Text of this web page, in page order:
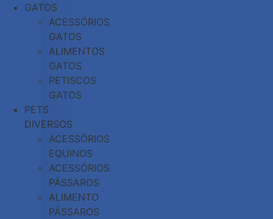
GATOS
ACESSÓRIOS
GATOS
ALIMENTOS
GATOS
PETISCOS
GATOS
PETS
DIVERSOS
ACESSÓRIOS
EQUINOS
ACESSÓRIOS
PÁSSAROS
ALIMENTO
PÁSSAROS